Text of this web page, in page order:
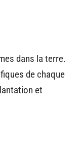
dans la terre.
de chaque
et